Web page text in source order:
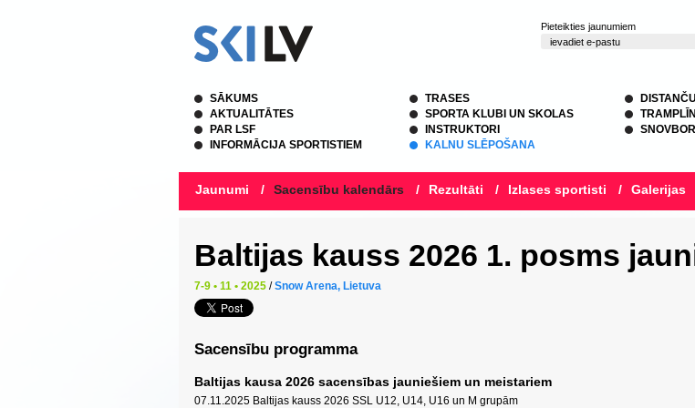
Pieteikties jaunumiem
SĀKUMS
AKTUALITĀTES
PAR LSF
INFORMĀCIJA SPORTISTIEM
TRASES
SPORTA KLUBI UN SKOLAS
INSTRUKTORI
KALNU SLĒPOŠANA
Jaunumi / Sacensību kalendārs / Rezultāti / Izlases sportisti / Galerijas
Baltijas kauss 2026 1. posms
7-9 • 11 • 2025 /Snow Arena, Lietuva
Sacensību programma
Baltijas kausa 2026 sacensības jauniešiem un meistariem
07.11.2025 Baltijas kauss 2026 SSL U12, U14, U16 un M grupām